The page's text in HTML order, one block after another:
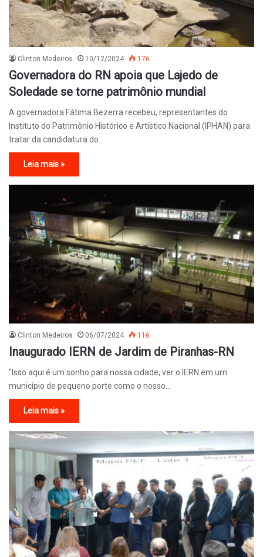
Clinton Medeiros 10/12/2024 176
Governadora do RN apoia que Lajedo de
Soledade se torne patrimônio mundial
A governadora Fátima Bezerra recebeu, representantes do
Instituto do Patrimônio Histórico e Artístico Nacional (IPHAN) para
tratar da candidatura do…
Leia mais »
Clinton Medeiros 06/07/2024 116
Inaugurado IERN de Jardim de Piranhas-RN
“Isso aqui é um sonho para nossa cidade, ver o IERN em um
município de pequeno porte como o nosso…
Leia mais »